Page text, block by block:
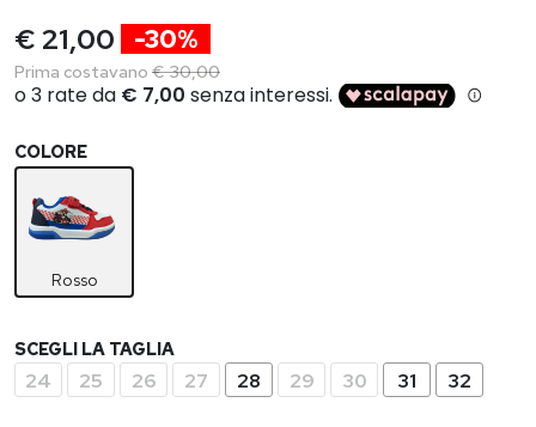
€ 21,00 -30%
Prima costavano € 30,00
COLORE
Rosso
SCEGLI LA TAGLIA
24 25 26 27 28 29 30 31 32